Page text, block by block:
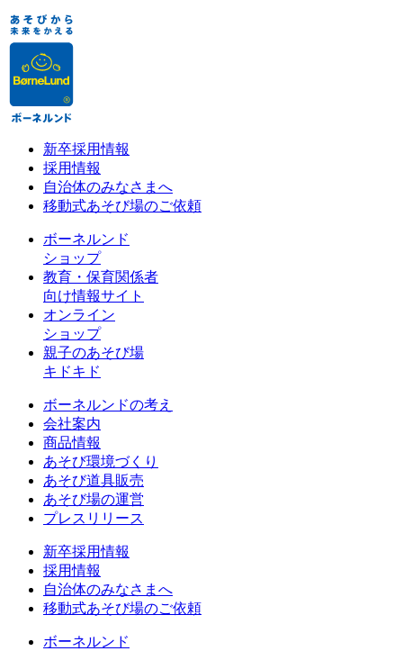
新卒採用情報
採用情報
自治体のみなさまへ
移動式あそび場のご依頼
ボーネルンド
ショップ
教育・保育関係者
向け情報サイト
オンライン
ショップ
親子のあそび場
キドキド
ボーネルンドの考え
会社案内
商品情報
あそび環境づくり
あそび道具販売
あそび場の運営
プレスリリース
新卒採用情報
採用情報
自治体のみなさまへ
移動式あそび場のご依頼
ボーネルンド